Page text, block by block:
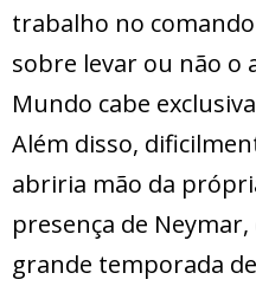
trabalho no comando
sobre levar ou não o
Mundo cabe
Além disso,
abriria mão da
presença de
grande temporada